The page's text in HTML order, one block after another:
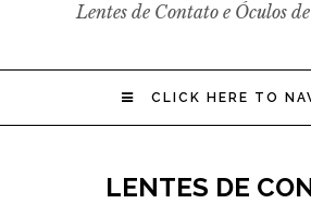
Lentes de Contato e Óculos
CLICK HERE TO
LENTES DE